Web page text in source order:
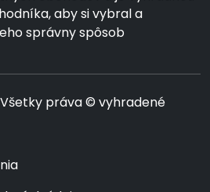
aby si vybral a
správny spôsob
práva © vyhradené